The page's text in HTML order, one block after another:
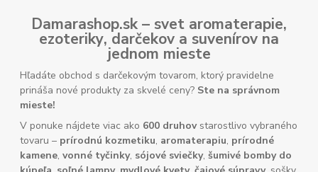
Damarashop.sk – svet aromaterapie,
ezoteriky, darčekov a suvenírov na
jednom mieste
Hľadáte obchod s darčekovým tovarom, ktorý pravidelne
prináša nové produkty za skvelé ceny? Ste na správnom
mieste!
V ponuke nájdete viac ako 600 druhovstarostlivo vybraného
tovaru – prírodnú kozmetiku, aromaterapiu, prírodné
kamene,vonné tyčinky, sójové sviečky,šumivé bomby do